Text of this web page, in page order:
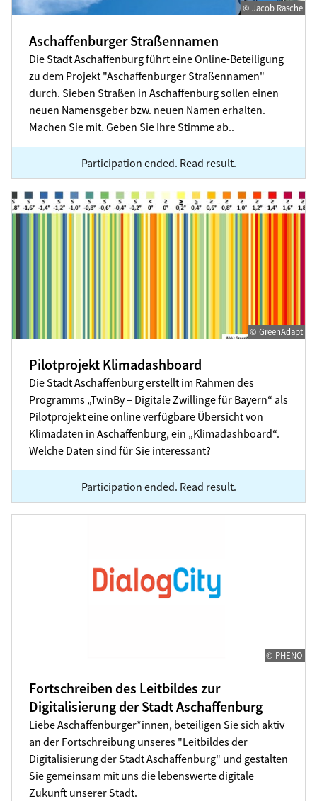
© Jacob Rasche
Aschaffenburger Straßennamen
Die Stadt Aschaffenburg führt eine Online-Beteiligung
zu dem Projekt "Aschaffenburger Straßennamen"
durch. Sieben Straßen in Aschaffenburg sollen einen
neuen Namensgeber bzw. neuen Namen erhalten.
Machen Sie mit. Geben Sie Ihre Stimme ab..
Participation ended. Read result.
Pilotprojekt Klimadashboard
© GreenAdapt
Pilotprojekt Klimadashboard
Die Stadt Aschaffenburg erstellt im Rahmen des
Programms „TwinBy – Digitale Zwillinge für Bayern“ als
Pilotprojekt eine online verfügbare Übersicht von
Klimadaten in Aschaffenburg, ein „Klimadashboard“.
Welche Daten sind für Sie interessant?
Participation ended. Read result.
© PHENO
Fortschreiben des Leitbildes zur
Digitalisierung der Stadt Aschaffenburg
Liebe Aschaffenburger*innen, beteiligen Sie sich aktiv
an der Fortschreibung unseres "Leitbildes der
Digitalisierung der Stadt Aschaffenburg" und gestalten
Sie gemeinsam mit uns die lebenswerte digitale
Zukunft unserer Stadt.